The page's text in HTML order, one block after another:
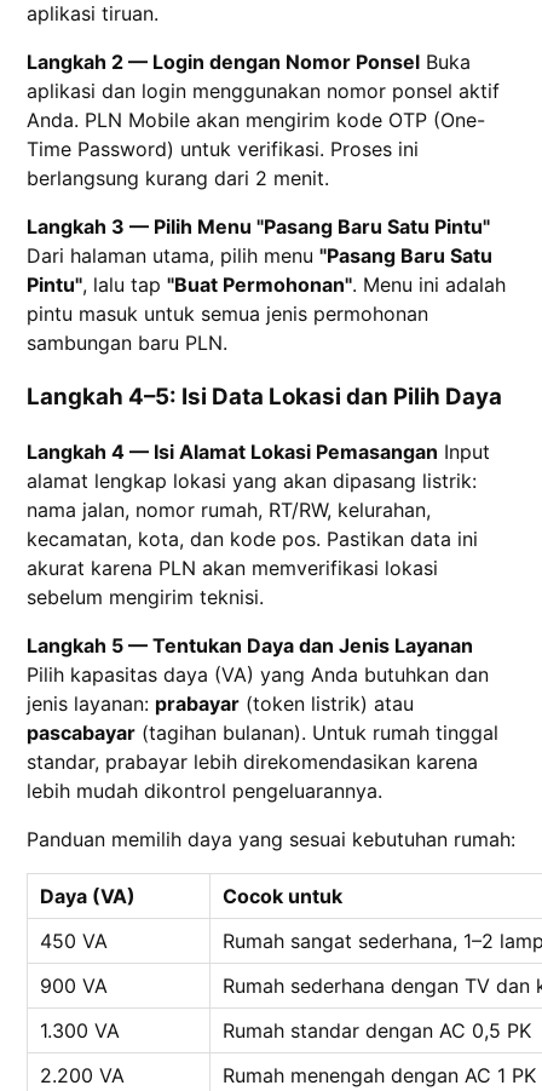
aplikasi tiruan.
Langkah 2 — Login dengan Nomor Ponsel Buka
aplikasi dan login menggunakan nomor ponsel aktif
Anda. PLN Mobile akan mengirim kode OTP (One-
Time Password) untuk verifikasi. Proses ini
berlangsung kurang dari 2 menit.
Langkah 3 — Pilih Menu "Pasang Baru Satu Pintu"
Dari halaman utama, pilih menu "Pasang Baru Satu
Pintu", lalu tap "Buat Permohonan". Menu ini adalah
pintu masuk untuk semua jenis permohonan
sambungan baru PLN.
Langkah 4–5: Isi Data Lokasi dan Pilih Daya
Langkah 4 — Isi Alamat Lokasi Pemasangan Input
alamat lengkap lokasi yang akan dipasang listrik:
nama jalan, nomor rumah, RT/RW, kelurahan,
kecamatan, kota, dan kode pos. Pastikan data ini
akurat karena PLN akan memverifikasi lokasi
sebelum mengirim teknisi.
Langkah 5 — Tentukan Daya dan Jenis Layanan
Pilih kapasitas daya (VA) yang Anda butuhkan dan
jenis layanan: prabayar (token listrik) atau
pascabayar (tagihan bulanan). Untuk rumah tinggal
standar, prabayar lebih direkomendasikan karena
lebih mudah dikontrol pengeluarannya.
Panduan memilih daya yang sesuai kebutuhan rumah:
Daya (VA)
Cocok untuk
450 VA
Rumah sangat sederhana, 1–2
900 VA
Rumah sederhana dengan TV dan
1.300 VA
Rumah standar dengan AC 0,5 PK
2.200 VA
Rumah menengah dengan AC 1